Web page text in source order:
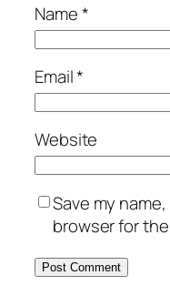
Name*
Email*
Website
Save my
browser for